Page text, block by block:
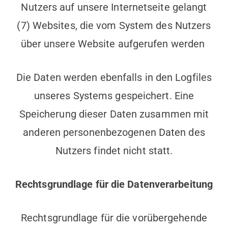
Nutzers auf unsere Internetseite gelangt
(7) Websites, die vom System des Nutzers
über unsere Website aufgerufen werden
Die Daten werden ebenfalls in den Logfiles
unseres Systems gespeichert. Eine
Speicherung dieser Daten zusammen mit
anderen personenbezogenen Daten des
Nutzers findet nicht statt.
Rechtsgrundlage für die Datenverarbeitung
Rechtsgrundlage für die vorübergehende